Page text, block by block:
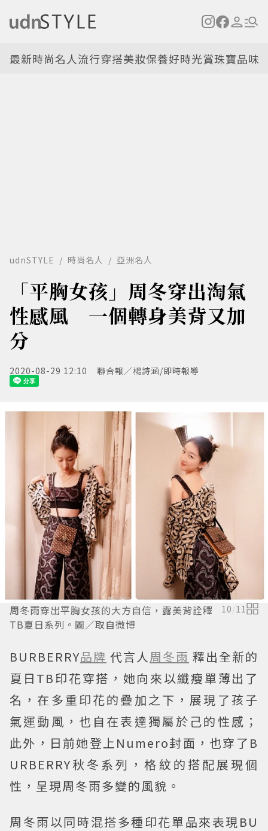
最新時尚名人流行穿搭美妝保養好時光賞珠寶品味
udnSTYLE 時尚名人 亞洲名人
「平胸女孩」周冬穿出淘氣
性感風 一個轉身美背又加
分
2020-08-29 12:10 聯合報／楊詩涵/即時報導
周冬雨穿出平胸女孩的大方自信，露美背詮釋
TB夏日系列。圖／取自微博
10/11
BURBERRY品牌 代言人周冬雨 釋出全新的
夏日TB印花穿搭，她向來以纖瘦單薄出了
名，在多重印花的疊加之下，展現了孩子
氣運動風，也自在表達獨屬於己的性感；
此外，日前她登上Numero封面，也穿了B
URBERRY秋冬系列，格紋的搭配展現個
性，呈現周冬雨多變的風貌。
周冬雨以同時混搭多種印花單品來表現BU